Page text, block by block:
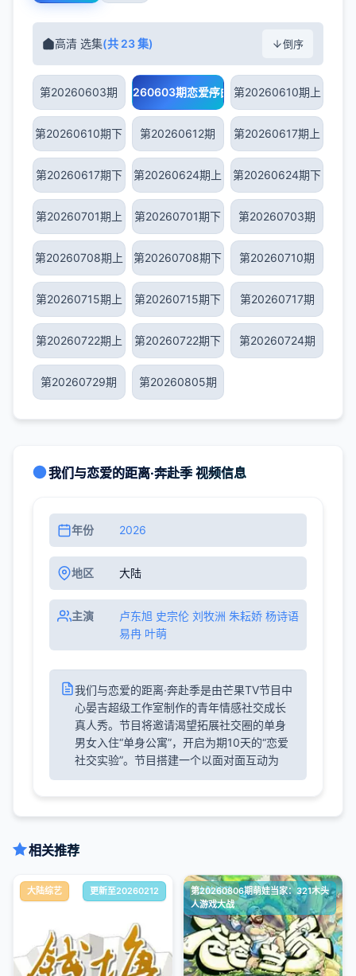
高清 选集(共 23 集) 倒序
第20260603期第20260603期恋爱序曲 第20260610期上
第20260610期下 第20260612期 第20260617期上
第20260617期下 第20260624期上 第20260624期下
第20260701期上 第20260701期下 第20260703期
第20260708期上 第20260708期下 第20260710期
第20260715期上 第20260715期下 第20260717期
第20260722期上 第20260722期下 第20260724期
第20260729期 第20260805期
我们与恋爱的距离·奔赴季 视频信息
年份 2026
地区 大陆
主演
卢东旭 史宗伦 刘牧洲 朱耘娇 杨诗语
易冉 叶萌
我们与恋爱的距离·奔赴季是由芒果TV节目中
心晏吉超级工作室制作的青年情感社交成长
真人秀。节目将邀请渴望拓展社交圈的单身
男女入住“单身公寓”，开启为期10天的“恋爱
社交实验”。节目搭建一个以面对面互动为
相关推荐
大陆综艺 更新至20260212 大陆综艺
第20260806期萌娃当家：321木头
人游戏大战